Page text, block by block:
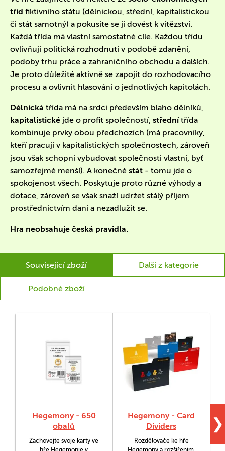
tříd fiktivního státu (dělnickou, střední, kapitalistickou
či stát samotný) a pokusíte se ji dovést k vítězství.
Každá třída má vlastní samostatné cíle. Každou třídu
ovlivňují politická rozhodnutí v podobě zdanění,
podoby trhu práce a zahraničního obchodu a dalších.
Je proto důležité aktivně se zapojit do rozhodovacího
procesu a ovlivnit hlasování o jednotlivých kapitolách.
Dělnická třída má na srdci především blaho dělníků,
kapitalistické jde o profit společností, střednítřída
kombinuje prvky obou předchozích (má pracovníky,
kteří pracují v kapitalistických společnostech, zároveň
jsou však schopni vybudovat společnosti vlastní, byť
samozřejmě menší). A konečně stát - tomu jde o
spokojenost všech. Poskytuje proto různé výhody a
dotace, zároveň se však snaží udržet stálý příjem
prostřednictvím daní a nezadlužit se.
Hra neobsahuje česká pravidla.
Související zboží Další z kategorie
Podobné zboží
Hegemony - 650
obalů
Zachovejte svoje karty ve
Hegemony - Card
Dividers
Rozdělovače ke hře
❯